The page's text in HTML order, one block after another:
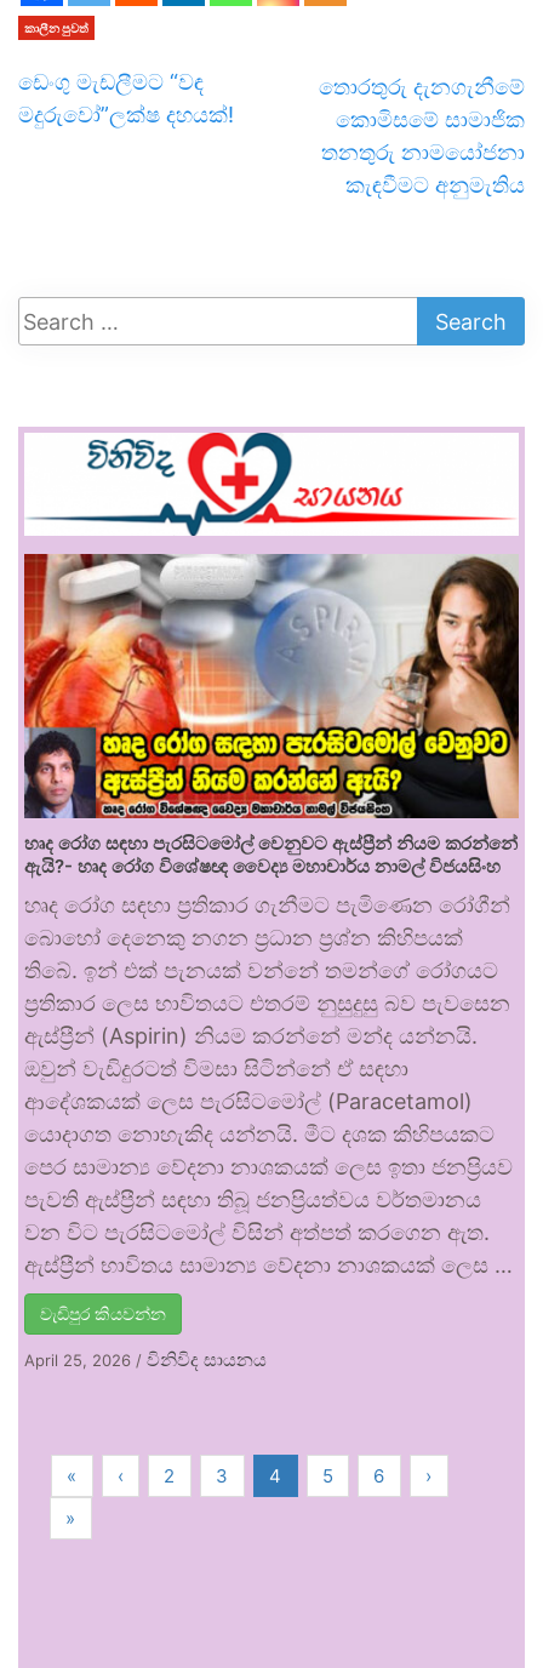
කාලීන පුවත්
ඩෙංගු මැඩලීමට “වඳ
මදුරුවෝ”ලක්ෂ දහයක්!
තොරතුරු දැනගැනීමේ
කොමිසමේ සාමාජික
තනතුරු නාමයෝජනා
කැඳවීමට අනුමැතිය
හෘද රෝග සඳහා පැරසිටමෝල් වෙනුවට ඇස්ප්‍රීන් නියම කරන්නේ
ඇයි?- හෘද රෝග විශේෂඥ වෛද්‍ය මහාචාර්ය නාමල් විජයසිංහ
හෘද රෝග සඳහා ප්‍රතිකාර ගැනීමට පැමිණෙන රෝගීන්
බොහෝ දෙනෙකු නගන ප්‍රධාන ප්‍රශ්න කිහිපයක්
තිබේ. ඉන් එක් පැනයක් වන්නේ තමන්ගේ රෝගයට
ප්‍රතිකාර ලෙස භාවිතයට එතරම් නුසුදුසු බව පැවසෙන
ඇස්ප්‍රීන් (Aspirin) නියම කරන්නේ මන්ද යන්නයි.
ඔවුන් වැඩිදුරටත් විමසා සිටින්නේ ඒ සඳහා
ආදේශකයක් ලෙස පැරසිටමෝල් (Paracetamol)
යොදාගත නොහැකිද යන්නයි. මීට දශක කිහිපයකට
පෙර සාමාන්‍ය වේදනා නාශකයක් ලෙස ඉතා ජනප්‍රියව
පැවති ඇස්ප්‍රීන් සඳහා තිබූ ජනප්‍රියත්වය වර්තමානය
වන විට පැරසිටමෝල් විසින් අත්පත් කරගෙන ඇත.
ඇස්ප්‍රීන් භාවිතය සාමාන්‍ය වේදනා නාශකයක් ලෙස …
වැඩිපුර කියවන්න
April 25, 2026 / විනිවිද සායනය
« ‹ 2 3 4 5 6
›
»